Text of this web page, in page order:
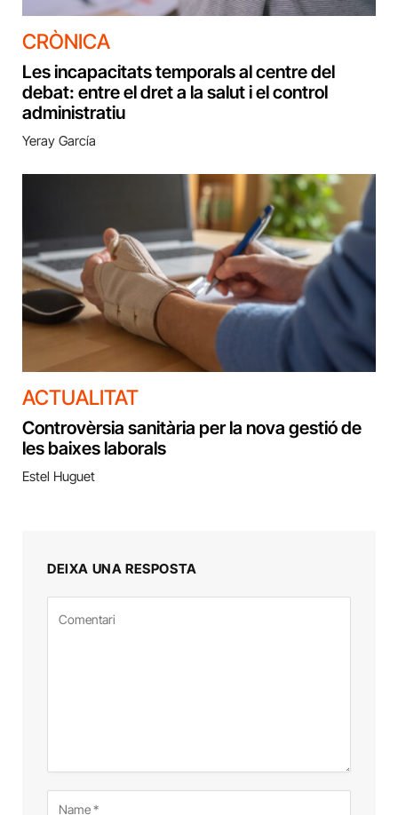
CRÒNICA
Les incapacitats temporals al centre del
debat: entre el dret a la salut i el control
administratiu
Yeray García
ACTUALITAT
Controvèrsia sanitària per la nova gestió de
les baixes laborals
Estel Huguet
DEIXA UNA RESPOSTA